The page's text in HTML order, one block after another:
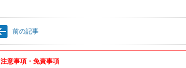
前の記事
注意事項・免責事項